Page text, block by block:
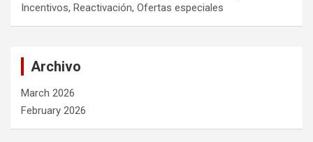
Incentivos, Reactivación, Ofertas especiales
Archivo
March 2026
February 2026